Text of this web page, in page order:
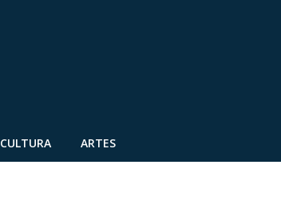
CULTURA ARTES